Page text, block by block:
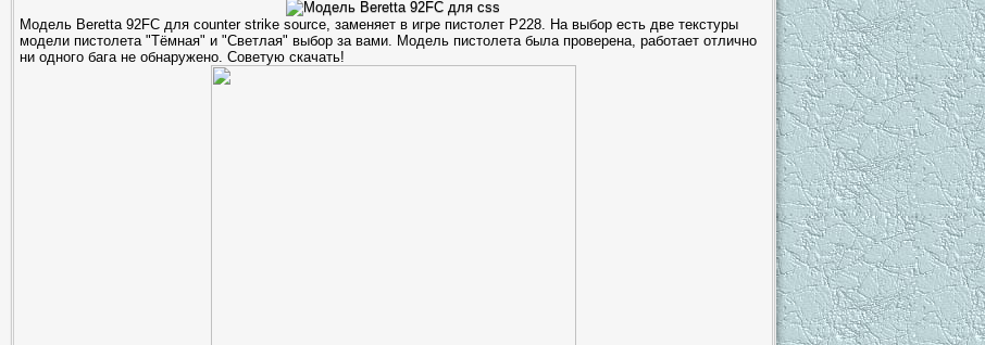
Модель Beretta 92FC для counter strike source, заменяет в игре пистолет P228. На выбор есть две текстуры
модели пистолета "Тёмная" и "Светлая" выбор за вами. Модель пистолета была проверена, работает отлично
ни одного бага не обнаружено. Советую скачать!